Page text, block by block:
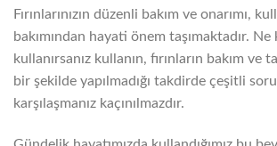
Fırınlarınızın düzenli bakım ve onarımı,
bakımından hayati önem taşımaktadır.
kullanırsanız kullanın, fırınların bakım
bir şekilde yapılmadığı takdirde çeşitli
karşılaşmanız kaçınılmazdır.